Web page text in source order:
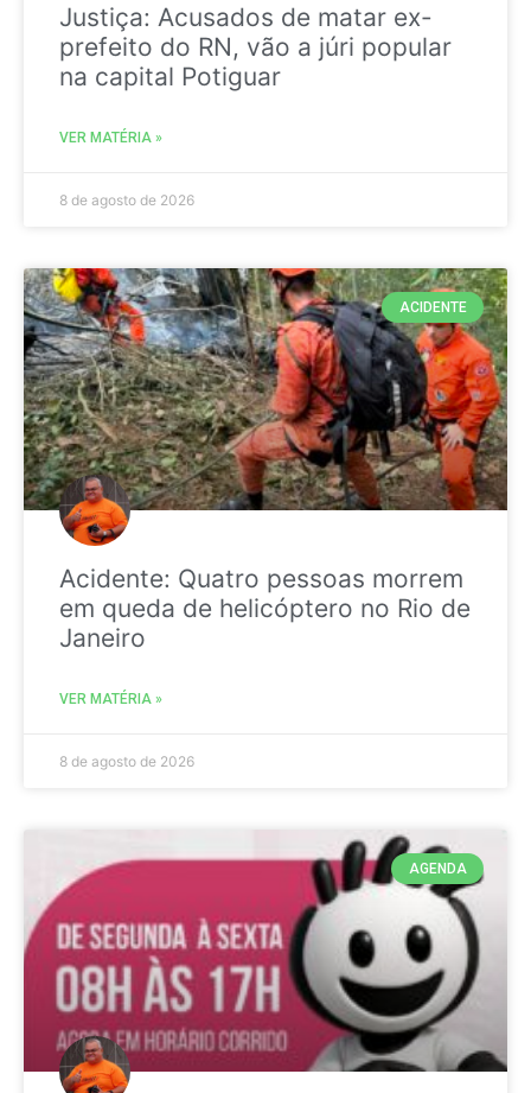
Justiça: Acusados de matar ex-
prefeito do RN, vão a júri popular
na capital Potiguar
VER MATÉRIA »
8 de agosto de 2026
ACIDENTE
Acidente: Quatro pessoas morrem
em queda de helicóptero no Rio de
Janeiro
VER MATÉRIA »
8 de agosto de 2026
AGENDA